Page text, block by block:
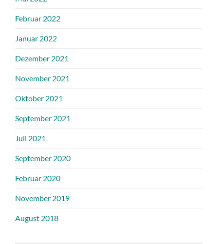
Februar 2022
Januar 2022
Dezember 2021
November 2021
Oktober 2021
September 2021
Juli 2021
September 2020
Februar 2020
November 2019
August 2018